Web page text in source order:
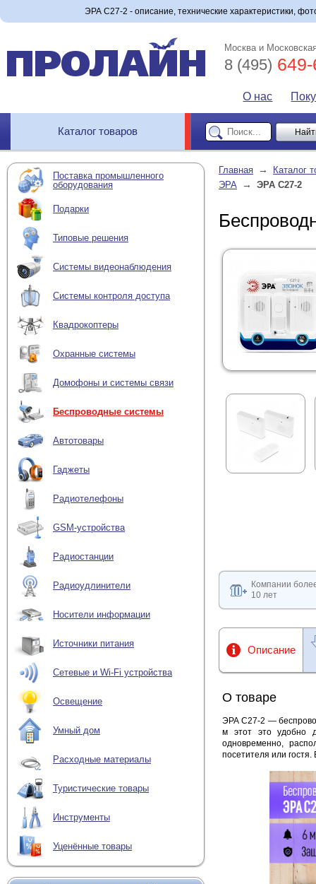
ЭРА С27-2 - описание, технические характеристики,
Москва и
8 (495)
О нас
Каталог товаров
Поставка промышленного
оборудования
Подарки
Типовые решения
Системы видеонаблюдения
Системы контроля доступа
Квадрокоптеры
Охранные системы
Домофоны и системы связи
Беспроводные системы
Автотовары
Гаджеты
Радиотелефоны
GSM-устройства
Радиостанции
Радиоудлинители
Носители информации
Источники питания
Сетевые и Wi-Fi устройства
Освещение
Умный дом
Расходные материалы
Туристические товары
Инструменты
Уценённые товары
Главная →
Каталог
ЭРА → ЭРА С27-2
Компании
10 лет
Описание
О товаре
ЭРА C27-2 —
м этот это удобно
одновременно,
посетителя или